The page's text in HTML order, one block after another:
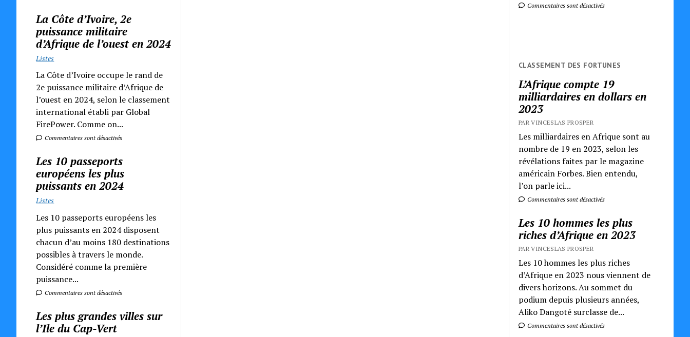
La Côte d’Ivoire, 2e
puissance militaire
d’Afrique de l’ouest en 2024
Listes
La Côte d’Ivoire occupe le rand de
2e puissance militaire d’Afrique de
l’ouest en 2024, selon le classement
international établi par Global
FirePower. Comme on...
Commentaires sont désactivés
Les 10 passeports
européens les plus
puissants en 2024
Listes
Les 10 passeports européens les
plus puissants en 2024 disposent
chacun d’au moins 180 destinations
possibles à travers le monde.
Considéré comme la première
puissance...
Commentaires sont désactivés
Les plus grandes villes sur
l’Ile du Cap-Vert
Commentaires sont désactivés
CLASSEMENT DES FORTUNES
L’Afrique compte 19
milliardaires en dollars en
2023
PAR VINCESLAS PROSPER
Les milliardaires en Afrique sont au
nombre de 19 en 2023, selon les
révélations faites par le magazine
américain Forbes. Bien entendu,
l’on parle ici...
Commentaires sont désactivés
Les 10 hommes les plus
riches d’Afrique en 2023
PAR VINCESLAS PROSPER
Les 10 hommes les plus riches
d’Afrique en 2023 nous viennent de
divers horizons. Au sommet du
podium depuis plusieurs années,
Aliko Dangoté surclasse de...
Commentaires sont désactivés